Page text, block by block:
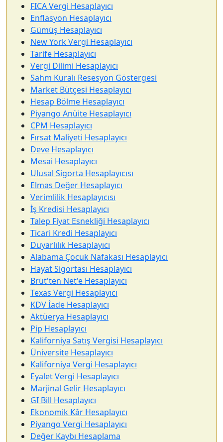
FICA Vergi Hesaplayıcı
Enflasyon Hesaplayıcı
Gümüş Hesaplayıcı
New York Vergi Hesaplayıcı
Tarife Hesaplayıcı
Vergi Dilimi Hesaplayıcı
Sahm Kuralı Resesyon Göstergesi
Market Bütçesi Hesaplayıcı
Hesap Bölme Hesaplayıcı
Piyango Anüite Hesaplayıcı
CPM Hesaplayıcı
Fırsat Maliyeti Hesaplayıcı
Deve Hesaplayıcı
Mesai Hesaplayıcı
Ulusal Sigorta Hesaplayıcısı
Elmas Değer Hesaplayıcı
Verimlilik Hesaplayıcısı
İş Kredisi Hesaplayıcı
Talep Fiyat Esnekliği Hesaplayıcı
Ticari Kredi Hesaplayıcı
Duyarlılık Hesaplayıcı
Alabama Çocuk Nafakası Hesaplayıcı
Hayat Sigortası Hesaplayıcı
Brüt'ten Net'e Hesaplayıcı
Texas Vergi Hesaplayıcı
KDV İade Hesaplayıcı
Aktüerya Hesaplayıcı
Pip Hesaplayıcı
Kaliforniya Satış Vergisi Hesaplayıcı
Üniversite Hesaplayıcı
Kaliforniya Vergi Hesaplayıcı
Eyalet Vergi Hesaplayıcı
Marjinal Gelir Hesaplayıcı
GI Bill Hesaplayıcı
Ekonomik Kâr Hesaplayıcı
Piyango Vergi Hesaplayıcı
Değer Kaybı Hesaplama